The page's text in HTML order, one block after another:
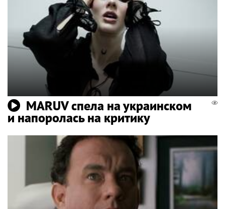
MARUV спела на украинском
и напоролась на критику